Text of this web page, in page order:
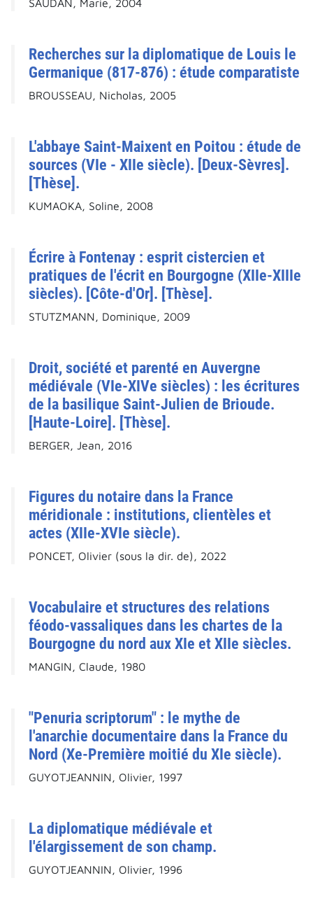
SAUDAN, Marie, 2004
Recherches sur la diplomatique de Louis le
Germanique (817-876) : étude comparatiste
BROUSSEAU, Nicholas, 2005
L'abbaye Saint-Maixent en Poitou : étude de
sources (VIe - XIIe siècle). [Deux-Sèvres].
[Thèse].
KUMAOKA, Soline, 2008
Écrire à Fontenay : esprit cistercien et
pratiques de l'écrit en Bourgogne (XIIe-XIIIe
siècles). [Côte-d'Or]. [Thèse].
STUTZMANN, Dominique, 2009
Droit, société et parenté en Auvergne
médiévale (VIe-XIVe siècles) : les écritures
de la basilique Saint-Julien de Brioude.
[Haute-Loire]. [Thèse].
BERGER, Jean, 2016
Figures du notaire dans la France
méridionale : institutions, clientèles et
actes (XIIe-XVIe siècle).
PONCET, Olivier (sous la dir. de), 2022
Vocabulaire et structures des relations
féodo-vassaliques dans les chartes de la
Bourgogne du nord aux XIe et XIIe siècles.
MANGIN, Claude, 1980
"Penuria scriptorum" : le mythe de
l'anarchie documentaire dans la France du
Nord (Xe-Première moitié du XIe siècle).
GUYOTJEANNIN, Olivier, 1997
La diplomatique médiévale et
l'élargissement de son champ.
GUYOTJEANNIN, Olivier, 1996